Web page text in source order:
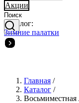
Акции
Каталог:
Зимние палатки
Главная /
Каталог /
Восьмиместная